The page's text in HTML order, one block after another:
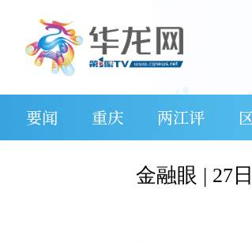
要闻 重庆 两江评
金融眼 | 27